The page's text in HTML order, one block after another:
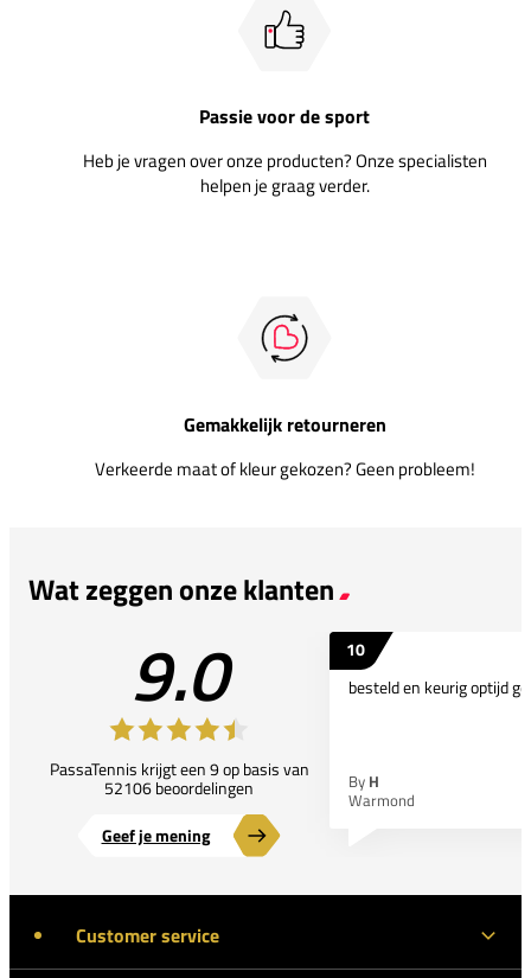
Passie voor de sport
Heb je vragen over onze producten? Onze specialisten
helpen je graag verder.
Gemakkelijk retourneren
Verkeerde maat of kleur gekozen? Geen probleem!
Wat zeggen onze klanten
9.0
PassaTennis krijgt een 9 op basis van
52106 beoordelingen
Geef je mening
10
besteld en keurig optijd
By H
Warmond
Customer service